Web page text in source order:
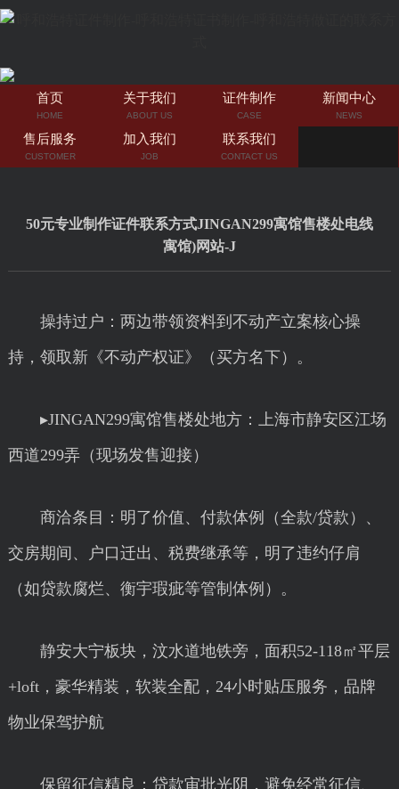
首页
HOME
关于我们
ABOUT US
证件制作
CASE
新闻中心
NEWS
售后服务
CUSTOMER
加入我们
JOB
联系我们
CONTACT US
50元专业制作证件联系方式JINGAN299寓馆售楼处电线
寓馆)网站-J
操持过户：两边带领资料到不动产立案核心操
持，领取新《不动产权证》（买方名下）。
▸JINGAN299寓馆售楼处地方：上海市静安区江场
西道299弄（现场发售迎接）
商洽条目：明了价值、付款体例（全款/贷款）、
交房期间、户口迁出、税费继承等，明了违约仔肩
（如贷款腐烂、衡宇瑕疵等管制体例）。
静安大宁板块，汶水道地铁旁，面积52-118㎡平层
+loft，豪华精装，软装全配，24小时贴压服务，品牌
物业保驾护航
保留征信精良：贷款审批光阴，避免经常征信、